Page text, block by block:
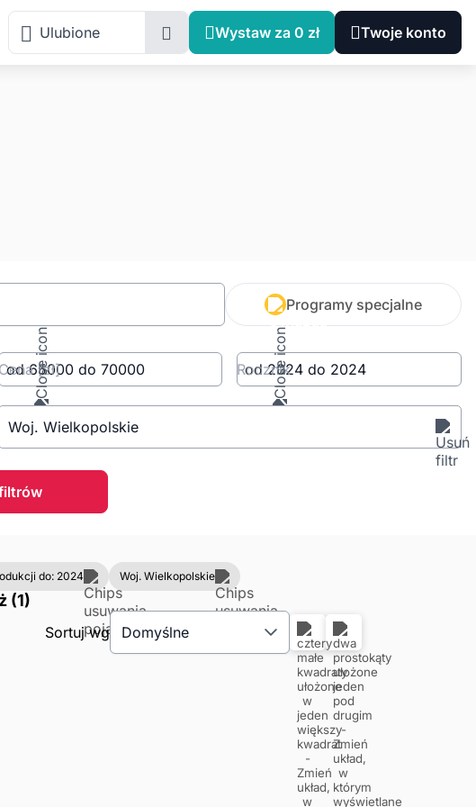
Ulubione Wystaw za 0 zł Twoje konto
Programy specjalne
Cena[zł] Rocznik
Woj. Wielkopolskie
do: 2024 Woj. Wielkopolskie
(1)
Sortuj wg Domyślne